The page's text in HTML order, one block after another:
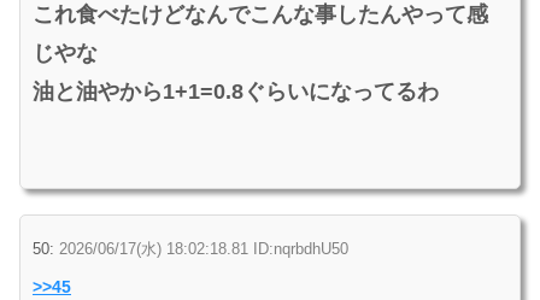
これ食べたけどなんでこんな事したんやって感
じやな
油と油やから1+1=0.8ぐらいになってるわ
50: 2026/06/17(水) 18:02:18.81 ID:nqrbdhU50
>>45